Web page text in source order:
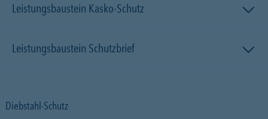
Leistungsbaustein Kasko-Schutz
Leistungsbaustein Schutzbrief
Diebstahl-Schutz